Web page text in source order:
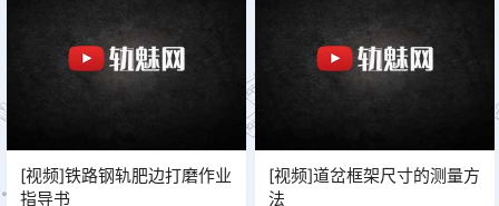
[视频]铁路钢轨肥边打磨作业
指导书
[视频]道岔框架尺寸的测量方
法